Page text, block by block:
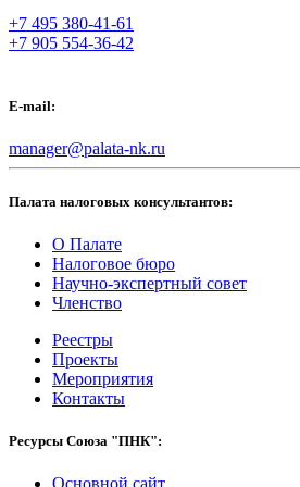
+7 495 380-41-61
+7 905 554-36-42
E-mail:
manager@palata-nk.ru
Палата налоговых консультантов:
О Палате
Налоговое бюро
Научно-экспертный совет
Членство
Реестры
Проекты
Мероприятия
Контакты
Ресурсы Союза "ПНК":